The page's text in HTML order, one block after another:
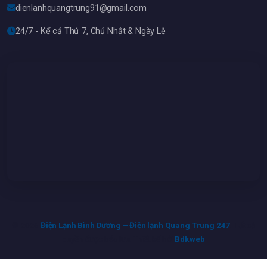
dienlanhquangtrung91@gmail.com
24/7 - Kể cả Thứ 7, Chủ Nhật & Ngày Lễ
Điện Lạnh Bình Dương – Điện lạnh Quang Trung 247
Bdkweb